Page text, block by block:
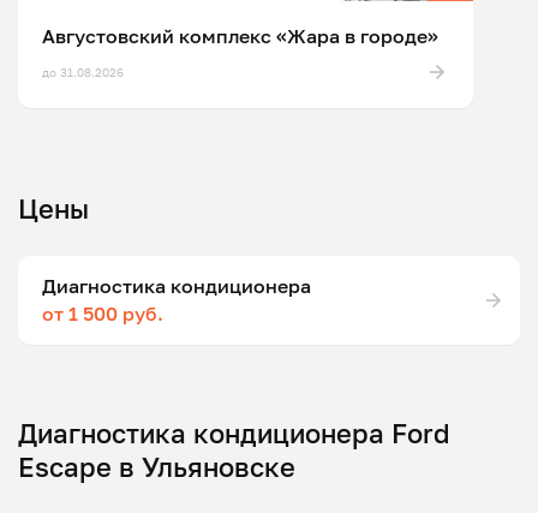
Августовский комплекс «Жара в городе»
до 31.08.2026
Цены
Диагностика кондиционера
от 1 500 руб.
Диагностика кондиционера Ford
Escape в Ульяновске